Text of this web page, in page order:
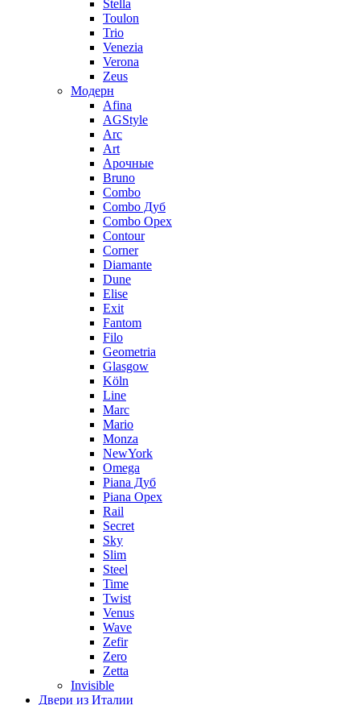
Stella
Toulon
Trio
Venezia
Verona
Zeus
Модерн
Afina
AGStyle
Arc
Art
Aрочные
Bruno
Combo
Combo Дуб
Combo Орех
Contour
Corner
Diamante
Dune
Elise
Exit
Fantom
Filo
Geometria
Glasgow
Köln
Line
Marc
Mario
Monza
NewYork
Omega
Piana Дуб
Piana Орех
Rail
Secret
Sky
Slim
Steel
Time
Twist
Venus
Wave
Zefir
Zero
Zetta
Invisible
Двери из Италии